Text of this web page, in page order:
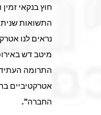
חוץ בנקאי
התשואות
נראים לנו
מיטב דש
התרומה
אטרקטיביים
החברה".